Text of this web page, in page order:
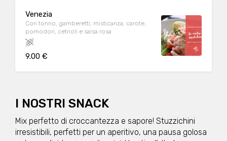
Venezia
Con tonno, gamberetti, misticanza, carote,
pomodori, cetrioli e salsa rosa
9.00 €
I NOSTRI SNACK
Mix perfetto di croccantezza e sapore! Stuzzichini
irresistibili, perfetti per un aperitivo, una pausa golosa